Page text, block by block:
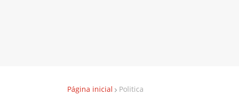
Página inicial Politica